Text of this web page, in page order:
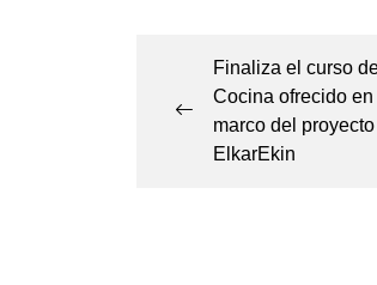
entradas
Finaliza el curso
Cocina ofrecido en
marco del proyecto
ElkarEkin